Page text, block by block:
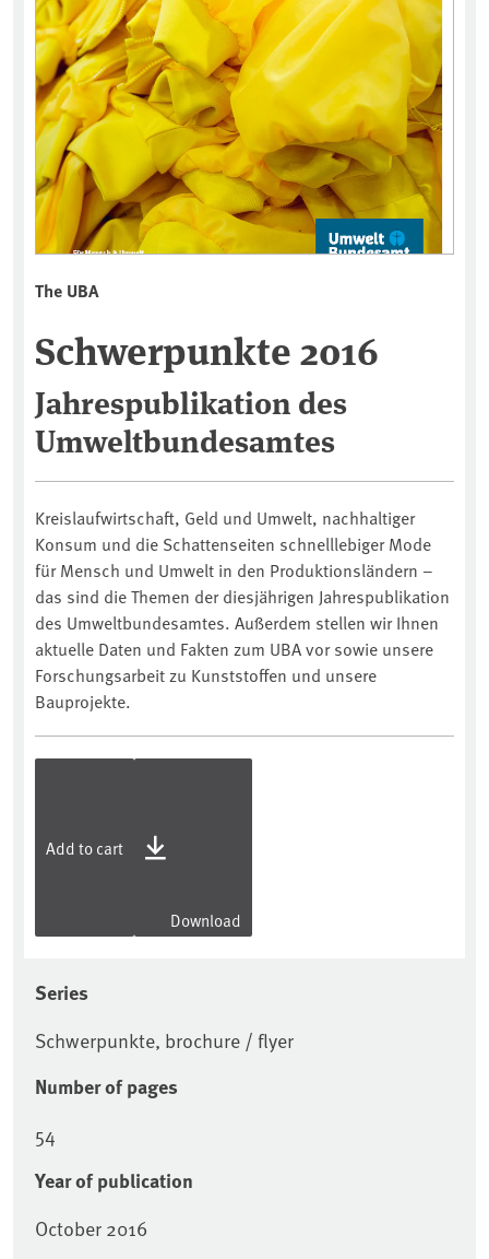
The UBA
Schwerpunkte 2016
Jahrespublikation des
Umweltbundesamtes
Kreislaufwirtschaft, Geld und Umwelt, nachhaltiger
Konsum und die Schattenseiten schnelllebiger Mode
für Mensch und Umwelt in den Produktionsländern –
das sind die Themen der diesjährigen Jahrespublikation
des Umweltbundesamtes. Außerdem stellen wir Ihnen
aktuelle Daten und Fakten zum UBA vor sowie unsere
Forschungsarbeit zu Kunststoffen und unsere
Bauprojekte.
Add to cart
Download
Series
Schwerpunkte, brochure / flyer
Number of pages
54
Year of publication
October 2016